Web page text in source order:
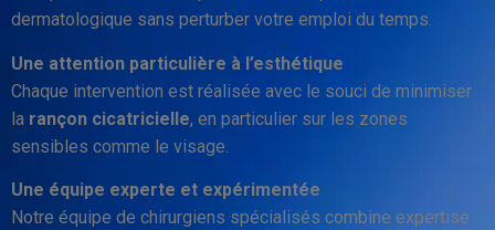
dermatologique sans perturber votre emploi du temps.
Une attention particulière à l’esthétique
Chaque intervention est réalisée avec le souci de minimiser
la rançon cicatricielle, en particulier sur les zones
sensibles comme le visage.
Une équipe experte et expérimentée
Notre équipe de chirurgiens spécialisés combine expertise